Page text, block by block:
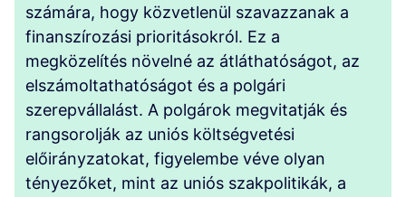
számára, hogy közvetlenül szavazzanak a
finanszírozási prioritásokról. Ez a
megközelítés növelné az átláthatóságot, az
elszámoltathatóságot és a polgári
szerepvállalást. A polgárok megvitatják és
rangsorolják az uniós költségvetési
előirányzatokat, figyelembe véve olyan
tényezőket, mint az uniós szakpolitikák, a